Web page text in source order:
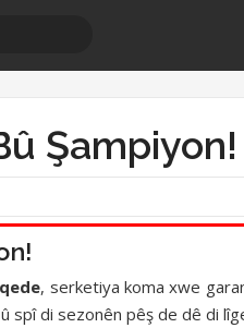
Şampiyon!
, serketiya koma xwe
spî di sezonên pêş de dê di